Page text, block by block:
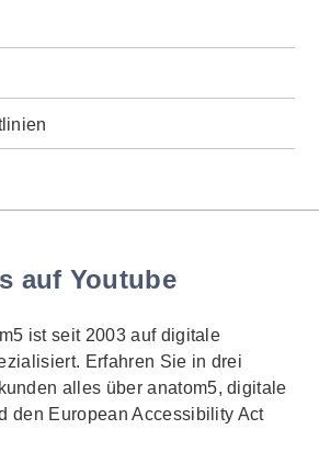
auf Youtube
ist seit 2003 auf digitale
Erfahren Sie in drei
alles über anatom5, digitale
den European Accessibility Act